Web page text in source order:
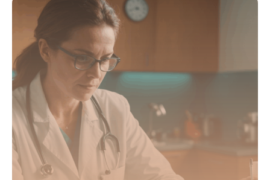
16 juin 2026